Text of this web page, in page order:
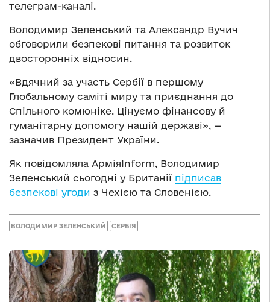
телеграм-каналі.
Володимир Зеленський та Александр Вучич
обговорили безпекові питання та розвиток
двосторонніх відносин.
«Вдячний за участь Сербії в першому
Глобальному саміті миру та приєднання до
Спільного комюніке. Цінуємо фінансову й
гуманітарну допомогу нашій державі», —
зазначив Президент України.
Як повідомляла АрміяInform, Володимир
Зеленський сьогодні у Британії підписав
безпекові угоди з Чехією та Словенією.
ВОЛОДИМИР ЗЕЛЕНСЬКИЙ СЕРБІЯ